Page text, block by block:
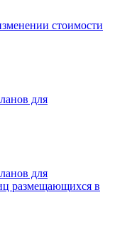
стоимости
для
для
размещающихся в